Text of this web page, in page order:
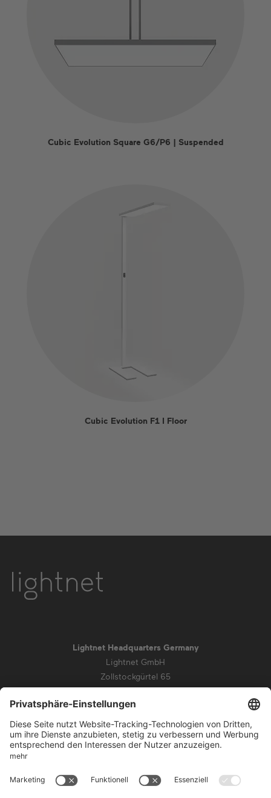
Cubic Evolution Square G6/P6 | Suspended
Cubic Evolution F1 I Floor
Lightnet Headquarters Germany
Lightnet GmbH
Zollstockgürtel 65
50969 Köln
Datenschutz